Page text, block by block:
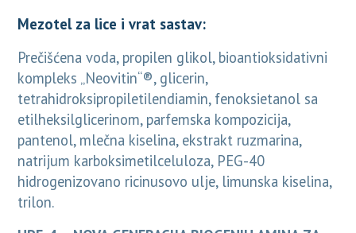
Mezotel za lice i vrat sastav:
Prečišćena voda, propilen glikol, bioantioksidativni
kompleks „Neovitin“®, glicerin,
tetrahidroksipropiletilendiamin, fenoksietanol sa
etilheksilglicerinom, parfemska kompozicija,
pantenol, mlečna kiselina, ekstrakt ruzmarina,
natrijum karboksimetilceluloza, PEG-40
hidrogenizovano ricinusovo ulje, limunska kiselina,
trilon.